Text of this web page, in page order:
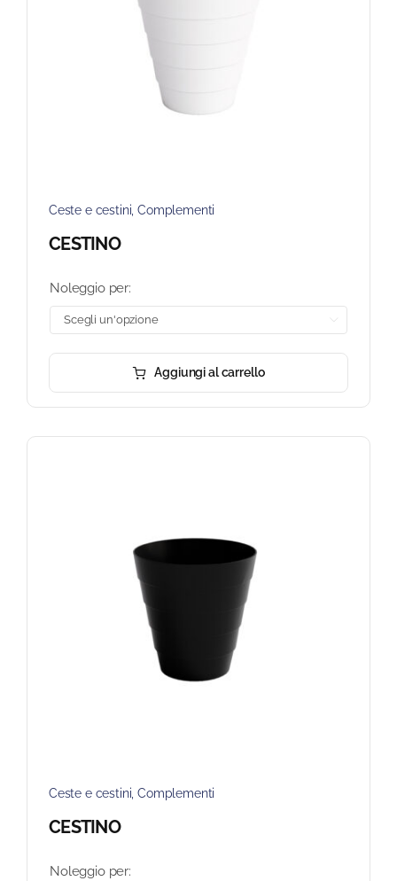
Ceste e cestini ,Complementi
CESTINO
Noleggio per:
Aggiungi al carrello
Ceste e cestini ,Complementi
CESTINO
Noleggio per: